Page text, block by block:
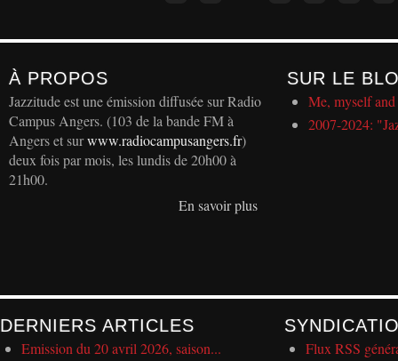
À PROPOS
Jazzitude est une émission diffusée sur Radio
Campus Angers. (103 de la bande FM à
Angers et surwww.radiocampusangers.fr)
deux fois par mois, les lundis de 20h00 à
21h00.
En savoir plus
SUR LE
Me, myself
2007-2024:
DERNIERS ARTICLES
Emission du 20 avril 2026, saison... Flux RSS